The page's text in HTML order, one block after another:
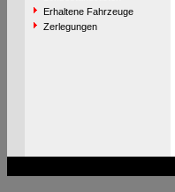
Erhaltene Fahrzeuge
Zerlegungen